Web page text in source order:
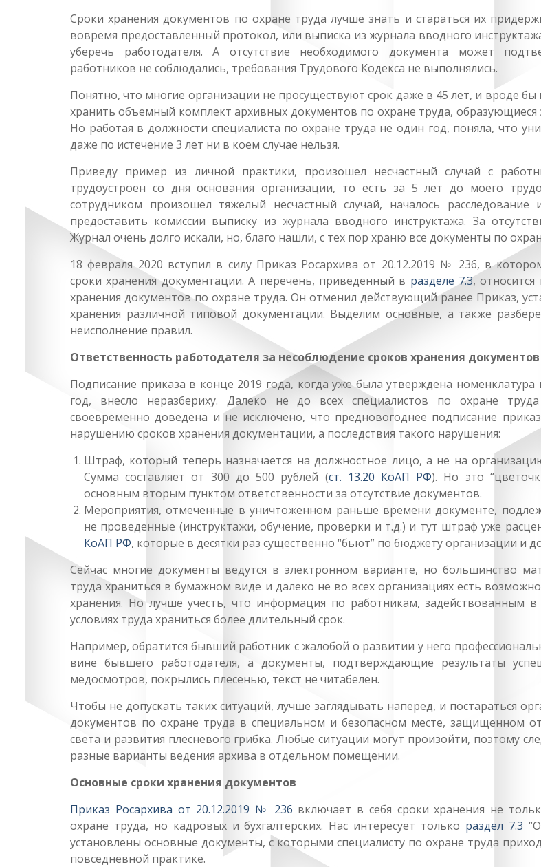
Сроки хранения документов по охране труда лучше знать и стараться их
вовремя предоставленный протокол, или выписка из журнала вводного
уберечь работодателя. А отсутствие необходимого документа может
работников не соблюдались, требования Трудового Кодекса не выполнялись.
Понятно, что многие организации не просуществуют срок даже в 45 лет, и вроде бы
хранить объемный комплект архивных документов по охране труда, образующиеся
Но работая в должности специалиста по охране труда не один год, поняла, что
даже по истечение 3 лет ни в коем случае нельзя.
Приведу пример из личной практики, произошел несчастный случай с
трудоустроен со дня основания организации, то есть за 5 лет до моего
сотрудником произошел тяжелый несчастный случай, началось
предоставить комиссии выписку из журнала вводного инструктажа. За
Журнал очень долго искали, но, благо нашли, с тех пор храню все документы по
18 февраля 2020 вступил в силу Приказ Росархива от 20.12.2019 № 236, в
сроки хранения документации. А перечень, приведенный в разделе 7.3,
хранения документов по охране труда. Он отменил действующий ранее Приказ,
хранения различной типовой документации. Выделим основные, а также
неисполнение правил.
Ответственность работодателя за несоблюдение сроков хранения документов
Подписание приказа в конце 2019 года, когда уже была утверждена номенклатура
год, внесло неразбериху. Далеко не до всех специалистов по охране
своевременно доведена и не исключено, что предновогоднее подписание
нарушению сроков хранения документации, а последствия такого нарушения:
Штраф, который теперь назначается на должностное лицо, а не на
Сумма составляет от 300 до 500 рублей (ст. 13.20 КоАП РФ). Но это
основным вторым пунктом ответственности за отсутствие документов.
Мероприятия, отмеченные в уничтоженном раньше времени документе,
не проведенные (инструктажи, обучение, проверки и т.д.) и тут штраф уже
КоАП РФ, которые в десятки раз существенно “бьют” по бюджету организации и
Сейчас многие документы ведутся в электронном варианте, но большинство
труда храниться в бумажном виде и далеко не во всех организациях есть
хранения. Но лучше учесть, что информация по работникам, задействованным
условиях труда храниться более длительный срок.
Например, обратится бывший работник с жалобой о развитии у него
вине бывшего работодателя, а документы, подтверждающие результаты
медосмотров, покрылись плесенью, текст не читабелен.
Чтобы не допускать таких ситуаций, лучше заглядывать наперед, и постараться
документов по охране труда в специальном и безопасном месте, защищенном
света и развития плесневого грибка. Любые ситуации могут произойти, поэтому
разные варианты ведения архива в отдельном помещении.
Основные сроки хранения документов
Приказ Росархива от 20.12.2019 № 236 включает в себя сроки хранения не
охране труда, но кадровых и бухгалтерских. Нас интересует только раздел 7.3
установлены основные документы, с которыми специалисту по охране труда
повседневной практике.